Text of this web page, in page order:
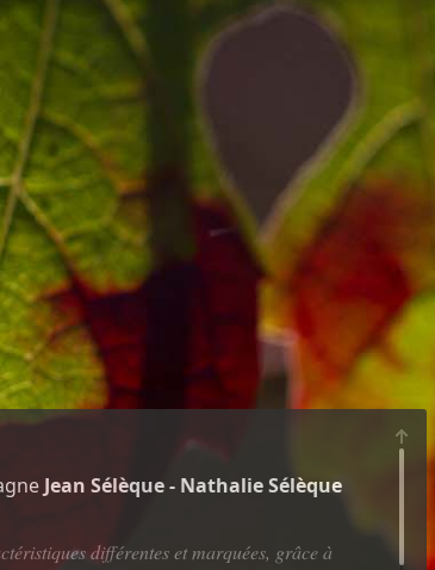
Jean Sélèque - Nathalie Sélèque
différentes et marquées, grâce à